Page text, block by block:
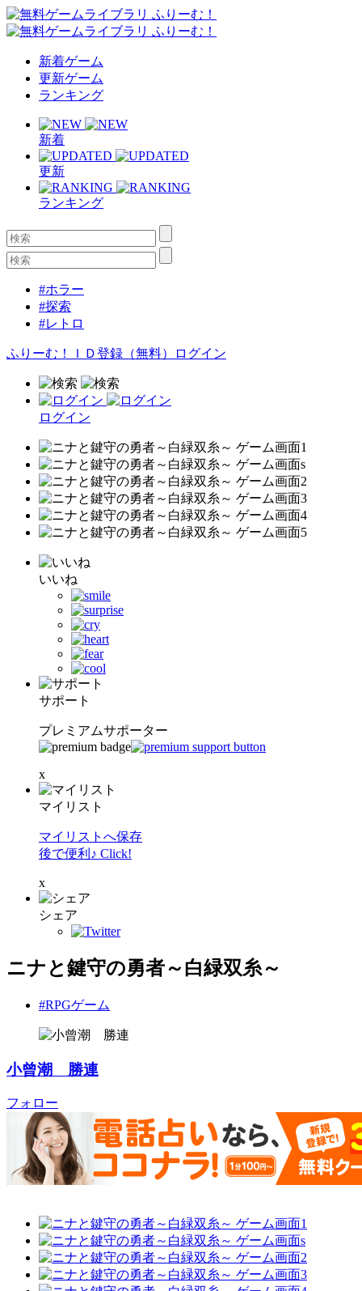
新着ゲーム
更新ゲーム
ランキング
新着
更新
ランキング
#ホラー
#探索
#レトロ
ふりーむ！ＩＤ登録（無料） ログイン
ログイン
いいね
サポート
プレミアムサポーター
x
マイリスト
マイリストへ保存
後で便利♪ Click!
x
シェア
ニナと鍵守の勇者～白緑双糸～
#RPGゲーム
小曾潮 勝連
フォロー